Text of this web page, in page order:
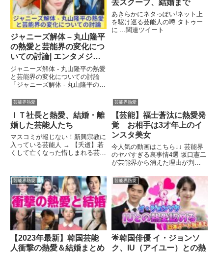
ジャニーズ解体 – 丸山隆平
の熱愛と芸能界の変化につ
いての討論| エンタメジャ
パン
ジャニーズ解体 - 丸山隆平の熱愛
と芸能界の変化についての討論
「ジャニーズ解体 - 丸山隆平の熱
去スクープ、結婚まで
あきらかにネタっぽい!ネット上
を駆け巡る芸能人の噂 タトゥー
に ...関連ツイート
芸能界熱愛
ＩＴ社長と熱愛、結婚・離
婚した芸能人たち
マスコミが報じない！新興宗教に
入っている芸能人 → 【夭逝】若
くして亡くなった惜しまれる芸能
芸能界熱愛
【芸能】福士蒼汰に熱愛発
覚 お相手は3才年上のイ
ンスタ美女
今人気の動画はこちら↓↓ 芸能界
のヤバすぎる裏事情4選 坂口憲二
が芸能界から消えた理由が判
ツイート
芸能界熱愛
【2023年最新】韓国芸能
人衝撃の熱愛＆結婚まとめ
芸能界熱愛
🌟韓国俳優 イ・ジョンソ
ク、IU（アイユー）との熱